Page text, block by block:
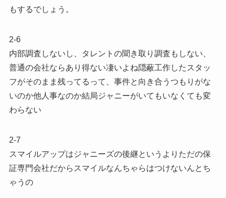
もするでしょう。
2-6
内部調査しないし、タレントの聞き取り調査もしない、
普通の会社ならあり得ない凄いよね隠蔽工作したスタッ
フがそのまま残ってるって、事件と向き合うつもりがな
いのか他人事なのか結局ジャニーがいてもいなくても変
わらない
2-7
スマイルアップはジャニーズの後継というよりただの保
証専門会社だからスマイルなんちゃらはつけないんとち
ゃうの